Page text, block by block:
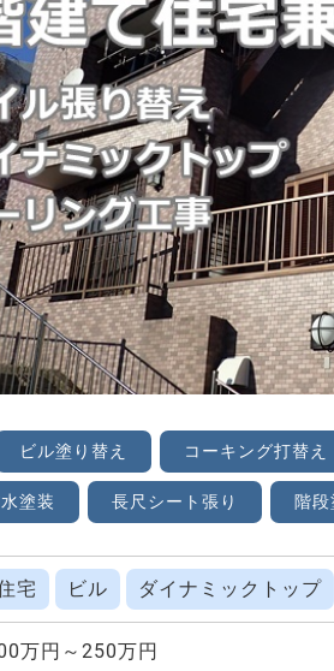
ビル塗り替え コーキング打替え
塗装 長尺シート張り 階段
宅 ビル ダイナミックトップ
万円～250万円